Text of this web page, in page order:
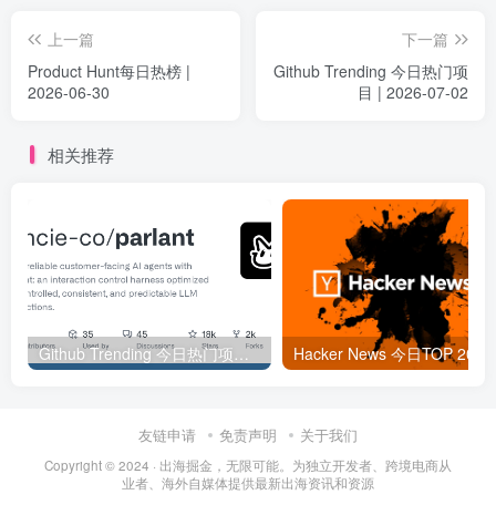
上一篇
Product Hunt每日热榜 |
2026-06-30
下一篇
Github Trending 今日热门项
目 | 2026-07-02
相关推荐
Github Trending 今日热门项目 | 2025-09-06
友链申请 免责声明 关于我们
Copyright © 2024 · 出海掘金，无限可能。为独立开发者、跨境电商从
业者、海外自媒体提供最新出海资讯和资源